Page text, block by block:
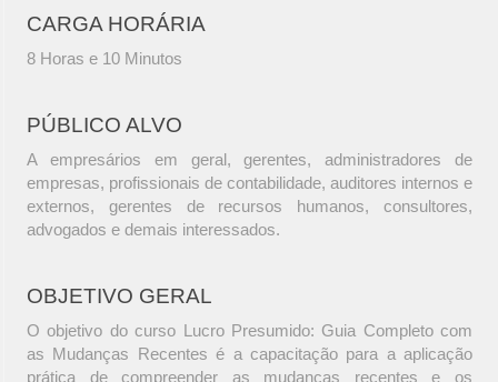
CARGA HORÁRIA
8 Horas e 10 Minutos
PÚBLICO ALVO
A empresários em geral, gerentes, administradores de
empresas, profissionais de contabilidade, auditores internos e
externos, gerentes de recursos humanos, consultores,
advogados e demais interessados.
OBJETIVO GERAL
O objetivo do curso Lucro Presumido: Guia Completo com
as Mudanças Recentes é a capacitação para a aplicação
prática de compreender as mudanças recentes e os